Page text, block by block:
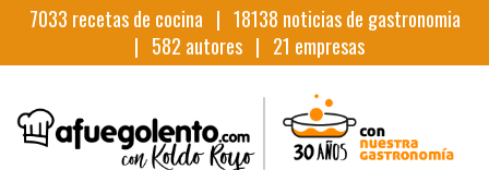
7033 recetas de cocina | 18138 noticias de gastronomia
| 582 autores | 21 empresas